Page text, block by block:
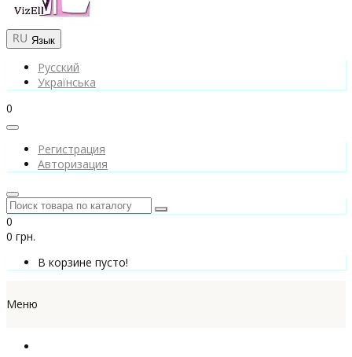
Язык
Русский
Українська
0
Регистрация
Авторизация
0
0 грн.
В корзине пусто!
Меню